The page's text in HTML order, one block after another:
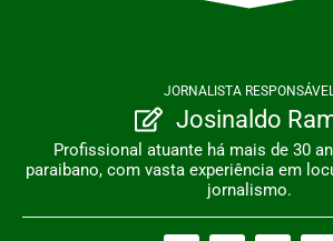
JORNALISTA
Josinaldo
Profissional atuante há mais de 30
paraibano, com vasta experiência em
jornalismo.